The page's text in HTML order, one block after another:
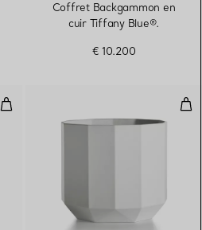
Coffret Backgammon en
cuir Tiffany Blue®.
€ 10.200
Vase en porcelaine, taille Large